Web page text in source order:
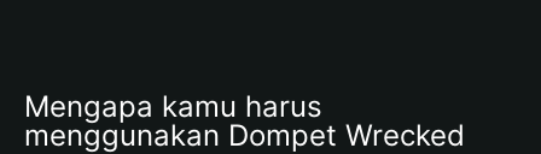
Mengapa kamu harus
menggunakan Dompet Wrecked